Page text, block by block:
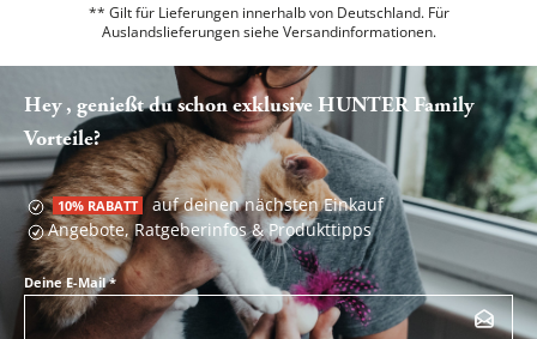
** Gilt für Lieferungen innerhalb von Deutschland. Für
Auslandslieferungen siehe Versandinformationen.
Hey , genießt du schon exklusive HUNTER Family
Vorteile?
10% RABATT auf deinen nächsten Einkauf
Angebote, Ratgeberinfos & Produkttipps
Deine E-Mail*